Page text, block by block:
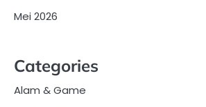
Mei 2026
Categories
Alam & Game